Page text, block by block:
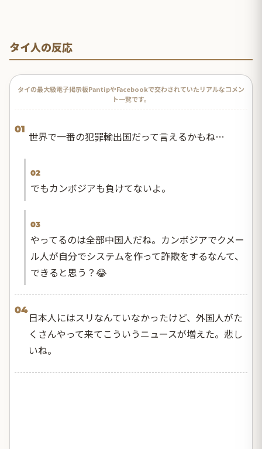
タイ人の反応
タイの最大級電子掲示板PantipやFacebookで交わされていたリアルなコメン
ト一覧です。
01
世界で一番の犯罪輸出国だって言えるかもね…
02
でもカンボジアも負けてないよ。
03
やってるのは全部中国人だね。カンボジアでクメー
ル人が自分でシステムを作って詐欺をするなんて、
できると思う？😂
04
日本人にはスリなんていなかったけど、外国人がた
くさんやって来てこういうニュースが増えた。悲し
いね。